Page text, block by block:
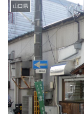
山口県